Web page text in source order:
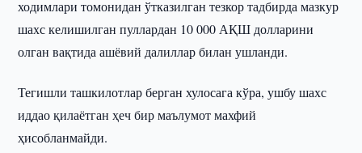
ходимлари томонидан ўтказилган тезкор тадбирда мазкур
шахс келишилган пуллардан 10 000 АҚШ долларини
олган вақтида ашёвий далиллар билан ушланди.
Тегишли ташкилотлар берган хулосага кўра, ушбу шахс
иддао қилаётган ҳеч бир маълумот махфий
ҳисобланмайди.